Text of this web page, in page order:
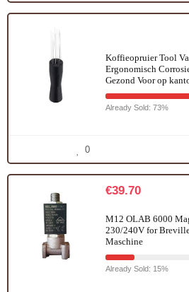
Koffieopruier Tool
Ergonomisch
Gezond Voor op
Already Sold: 73%
0
€39.70
M12 OLAB 6000
230/240V for Breville
Maschine
Already Sold: 15%